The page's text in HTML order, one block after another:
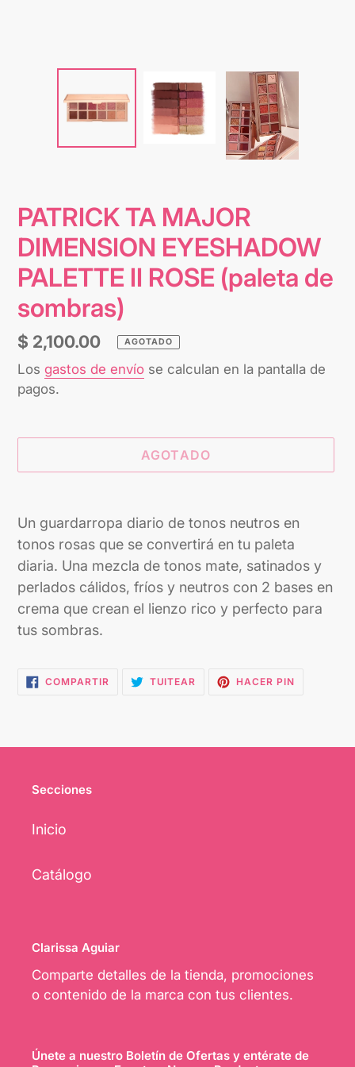
PATRICK TA MAJOR
DIMENSION EYESHADOW
PALETTE II ROSE (paleta de
sombras)
Precio
habitual
$ 2,100.00 AGOTADO
Los gastos de envío se calculan en la pantalla de
pagos.
AGOTADO
el
producto
tu
carrito
Un guardarropa diario de tonos neutros en
tonos rosas que se convertirá en tu paleta
diaria. Una mezcla de tonos mate, satinados y
perlados cálidos, fríos y neutros con 2 bases en
crema que crean el lienzo rico y perfecto para
tus sombras.
COMPARTIRCOMPARTIR
EN
TUITEAR TUITEARHACER PINPINEAR
EN
Secciones
Inicio
Catálogo
Clarissa Aguiar
Comparte detalles de la tienda, promociones
o contenido de la marca con tus clientes.
Únete a nuestro Boletín de Ofertas y entérate de